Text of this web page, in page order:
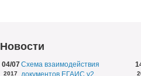
Новости
04/07
2017
Схема взаимодействия
документов ЕГАИС v2